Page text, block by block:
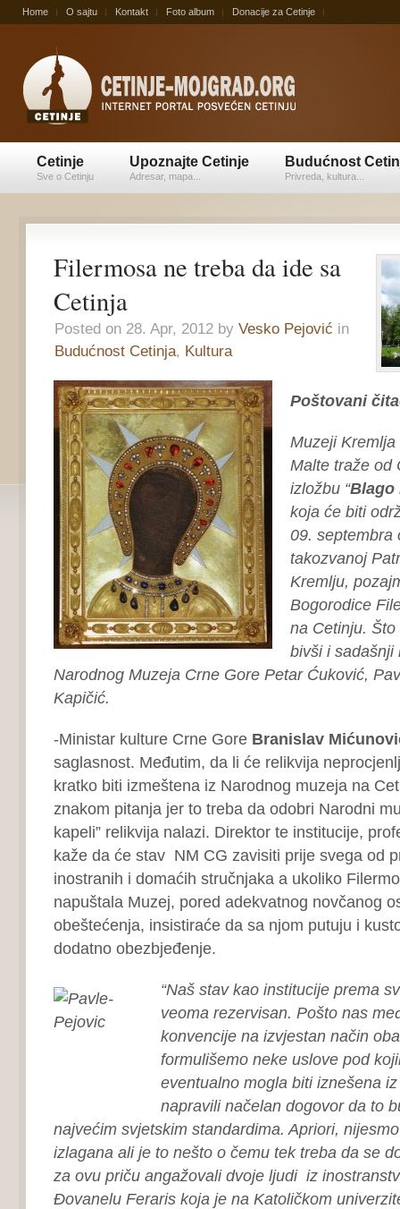
Home O sajtu Kontakt Foto album Donacije za Cetinje
Cetinje
Sve o Cetinju
Upoznajte Cetinje
Adresar, mapa...
Budućnost
Privreda, kultura...
Filermosa ne treba da ide sa
Cetinja
Posted on 28. Apr, 2012 by Vesko Pejović in
Budućnost Cetinja, Kultura
Poštovani
Muzeji
Malte traže od
izložbu “Blago
koja će biti
09. septembra
takozvanoj
Kremlju,
Bogorodice
na Cetinju.
bivši i sadašnji
Narodnog Muzeja Crne Gore Petar Ćuković,
Kapičić.
-Ministar kulture Crne Gore Branislav
saglasnost. Međutim, da li će relikvija
kratko biti izmeštena iz Narodnog muzeja na
znakom pitanja jer to treba da odobri Narodni
kapeli” relikvija nalazi. Direktor te institucije,
kaže da će stav NM CG zavisiti prije svega od
inostranih i domaćih stručnjaka a ukoliko
napuštala Muzej, pored adekvatnog novčanog
obeštećenja, insistiraće da sa njom pu­tuju i
dodat­no obezbjeđenje.
“Naš stav kao institucije prema
veoma rezervisan. Pošto nas
konvencije na izvjestan način
formulišemo neke uslove pod
eventualno mogla biti iznešena
napravili načelan dogovor da to
najvećim svjetskim standardima. Apriori,
izlagana ali je to nešto o čemu tek treba da se
za ovu priču angažovali dvoje ljudi iz
Đovanelu Feraris koja je na Katoličkom